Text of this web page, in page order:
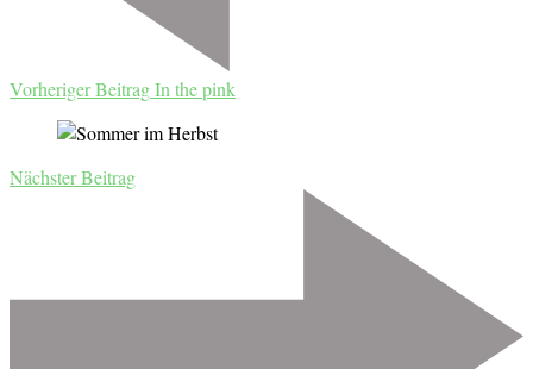
Vorheriger BeitragIn the pink
Nächster Beitrag